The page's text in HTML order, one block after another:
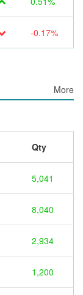
-0.17%
More
Qty
5,041
8,040
2,934
1,200